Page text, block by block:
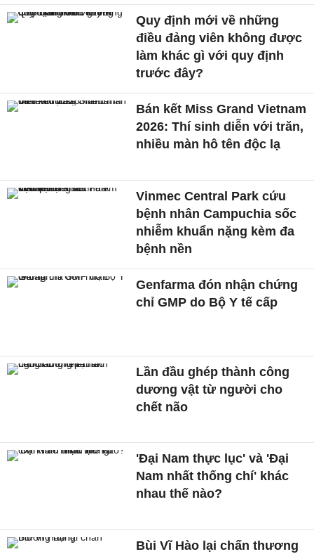
Quy định mới về những
điều đảng viên không được
làm khác gì với quy định
trước đây?
Bán kết Miss Grand Vietnam
2026: Thí sinh diễn với trăn,
nhiều màn hô tên độc lạ
Vinmec Central Park cứu
bệnh nhân Campuchia sốc
nhiễm khuẩn nặng kèm đa
bệnh nền
Genfarma đón nhận chứng
chỉ GMP do Bộ Y tế cấp
Lần đầu ghép thành công
dương vật từ người cho
chết não
'Đại Nam thực lục' và 'Đại
Nam nhất thống chí' khác
nhau thế nào?
Bùi Vĩ Hào lại chấn thương